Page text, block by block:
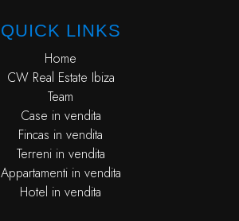
QUICK LINKS
Home
CW Real Estate Ibiza
Team
Case in vendita
Fincas in vendita
Terreni in vendita
Appartamenti in vendita
Hotel in vendita